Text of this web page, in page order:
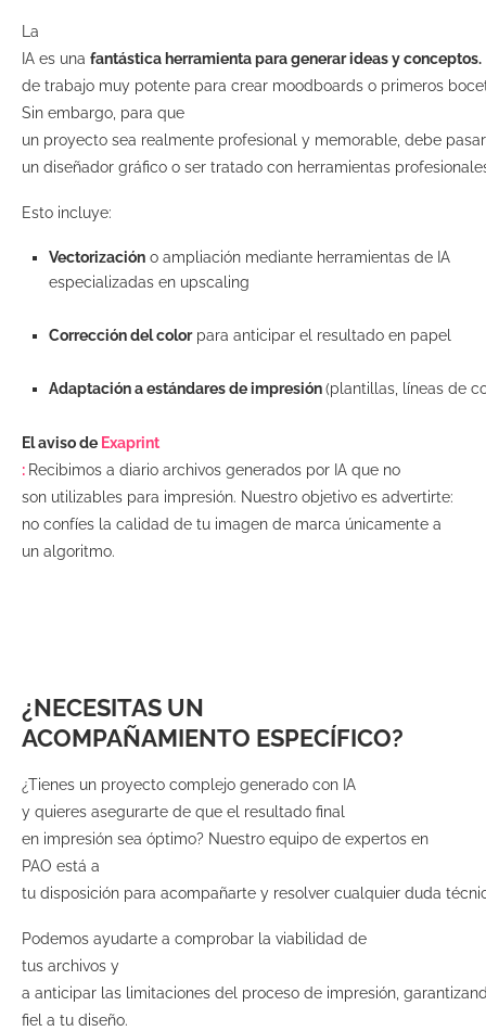
La
IA es una fantástica herramienta para generar ideas y conceptos.
de trabajo muy potente para crear moodboards o primeros
Sin embargo, para que
un proyecto sea realmente profesional y memorable, debe
un diseñador gráfico o ser tratado con herramientas
Esto incluye:
Vectorización o ampliación mediante herramientas de IA
especializadas en upscaling
Corrección del colorpara anticipar el resultado en papel
Adaptación a estándares de impresión(plantillas, líneas de
El aviso de Exaprint
: Recibimos a diario archivos generados por IA que no
son utilizables para impresión. Nuestro objetivo es advertirte:
no confíes la calidad de tu imagen de marca únicamente a
un algoritmo.
¿NECESITAS UN
ACOMPAÑAMIENTO ESPECÍFICO?
¿Tienes un proyecto complejo generado con IA
y quieres asegurarte de que el resultado final
en impresión sea óptimo? Nuestro equipo de expertos en
PAO está a
tu disposición para acompañarte y resolver cualquier duda
Podemos ayudarte a comprobar la viabilidad de
tus archivos y
a anticipar las limitaciones del proceso de impresión,
fiel a tu diseño.